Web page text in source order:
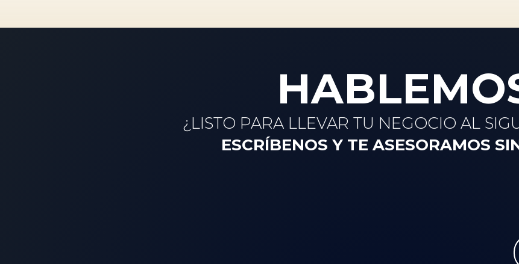
¿LISTO PARA LLEVAR TU NEGOCIO AL
ESCRÍBENOS Y TE ASESORAMOS